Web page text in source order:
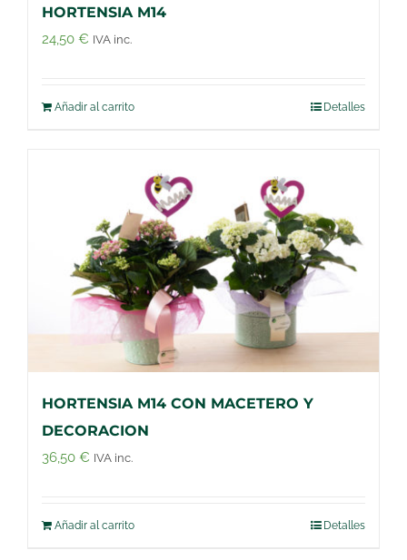
HORTENSIA M14
24,50 € IVA inc.
Añadir al carrito Detalles
HORTENSIA M14 CON MACETERO Y
DECORACION
36,50 € IVA inc.
Añadir al carrito Detalles